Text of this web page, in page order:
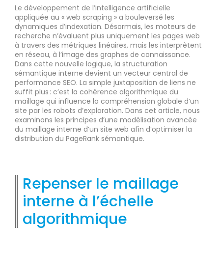
Le développement de l’intelligence artificielle
appliquée au « web scraping » a bouleversé les
dynamiques d’indexation. Désormais, les moteurs de
recherche n’évaluent plus uniquement les pages web
à travers des métriques linéaires, mais les interprètent
en réseau, à l’image des graphes de connaissance.
Dans cette nouvelle logique, la structuration
sémantique interne devient un vecteur central de
performance SEO. La simple juxtaposition de liens ne
suffit plus : c’est la cohérence algorithmique du
maillage qui influence la compréhension globale d’un
site par les robots d’exploration. Dans cet article, nous
examinons les principes d’une modélisation avancée
du maillage interne d’un site web afin d’optimiser la
distribution du PageRank sémantique.
Repenser le maillage
interne à l’échelle
algorithmique